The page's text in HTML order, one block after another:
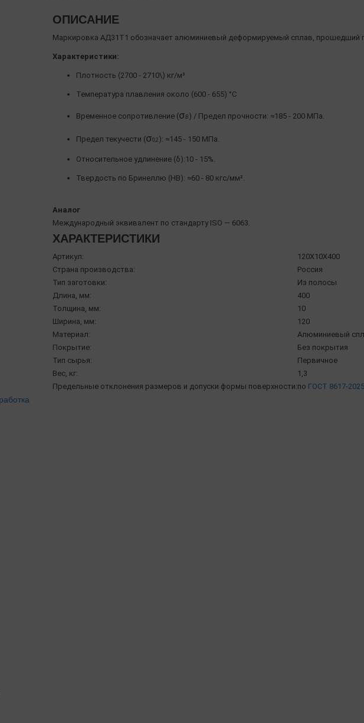
ОПИСАНИЕ
Маркировка АД31Т1 обозначает алюминиевый деформируемый сплав, прошедший
Характеристики:
Плотность (2700 - 2710\) кг/м³
Температура плавления около (600 - 655) °C
Временное сопротивление (σΒ) / Предел прочности: ≈185 - 200 МПа.
Предел текучести (σ0,2): ≈145 - 150 МПа.
Относительное удлинение (δ):10 - 15%.
Твердость по Бринеллю (HB): ≈60 - 80 кгс/мм².
Аналог
Международный эквивалент по стандарту ISO — 6063.
ХАРАКТЕРИСТИКИ
Артикул:
120X10X400
Страна производства:
Россия
Тип заготовки:
Из полосы
Длина, мм:
400
Толщина, мм:
10
Ширина, мм:
120
Материал:
Алюминиевый
Покрытие:
Без покрытия
Тип сырья:
Первичное
Вес, кг:
1,3
Предельные отклонения размеров и допуски формы поверхности:по ГОСТ 8617-2025